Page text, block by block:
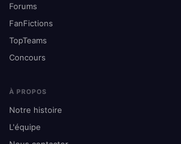
Forums
FanFictions
TopTeams
Concours
À PROPOS
Notre histoire
L'équipe